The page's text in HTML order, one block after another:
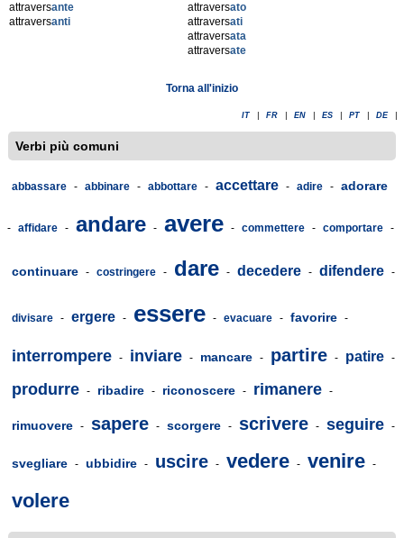
attraversante
attraversanti
attraversato
attraversati
attraversata
attraversate
Torna all'inizio
IT FR EN ES PT DE
Verbi più comuni
abbassare - abbinare - abbottare - accettare - adire - adorare
- affidare - andare - avere - commettere - comportare -
continuare - costringere - dare - decedere - difendere -
divisare - ergere - essere - evacuare - favorire -
interrompere - inviare - mancare - partire - patire -
produrre - ribadire - riconoscere - rimanere -
rimuovere - sapere - scorgere - scrivere - seguire -
svegliare - ubbidire - uscire - vedere - venire -
volere